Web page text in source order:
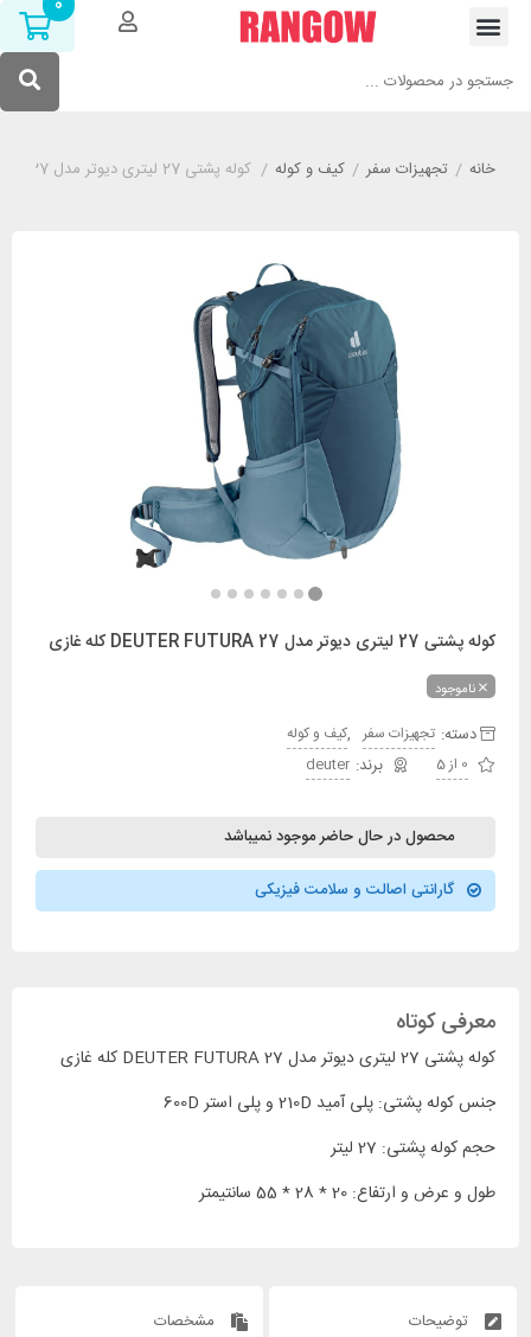
خانه/ تجهیزات سفر/ کیف و کوله/ کوله پشتی 27 لیتری دیوتر مدل DEUTER FUTURA 27 کله غازی
کوله پشتی 27 لیتری دیوتر مدل DEUTER FUTURA 27 کله غازی
ناموجود
دسته: تجهیزات سفر , کیف و کوله
0 از 5
deuter
محصول در حال حاضر موجود نمیباشد
گارانتی اصالت و سلامت فیزیکی
معرفی کوتاه
کوله پشتی 27 لیتری دیوتر مدل DEUTER FUTURA 27 کله غازی
جنس کوله پشتی: پلی آمید 210D و پلی استر 600D
حجم کوله پشتی: 27 لیتر
طول و عرض و ارتفاع: 20 * 28 * 55 سانتیمتر
توضیحات مشخصات